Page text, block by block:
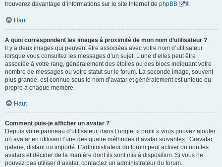
trouverez davantage d’informations sur le site Internet de phpBB ®.
Haut
A quoi correspondent les images à proximité de mon nom d’utilisateur ?
Il y a deux images qui peuvent être associées avec votre nom d’utilisateur
lorsque vous consultez les messages d’un sujet. L’une d’elles peut être
associée à votre rang, généralement des étoiles ou des blocs indiquant votre
nombre de messages ou votre statut sur le forum. La seconde image, souvent
plus grande, est connue sous le nom d’avatar et généralement est unique ou
propre à chaque membre.
Haut
Comment puis-je afficher un avatar ?
Depuis votre panneau d’utilisateur, dans l’onglet « profil » vous pouvez ajouter
un avatar en utilisant l’une des quatre méthodes d’avatar suivantes : Gravatar,
galerie, distant ou importé. L’administrateur du forum peut activer ou non les
avatars et décider de la manière dont ils sont mis à disposition. Si vous ne
pouvez pas utiliser d’avatar, contactez un administrateur du forum.